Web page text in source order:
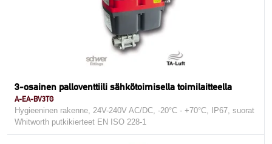
3-osainen palloventtiili sähkötoimisella toimilaitteella
A-EA-BV3TG
Hygieeninen rakenne, 24V-240V AC/DC, -20°C - +70°C, IP67, suorat
Whitworth putkikierteet EN ISO 228-1